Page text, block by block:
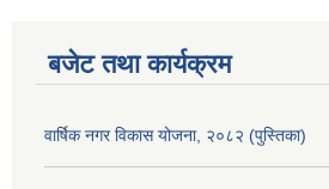
बजेट तथा कार्यक्रम
वार्षिक नगर विकास योजना, २०८२ (पुस्तिका)